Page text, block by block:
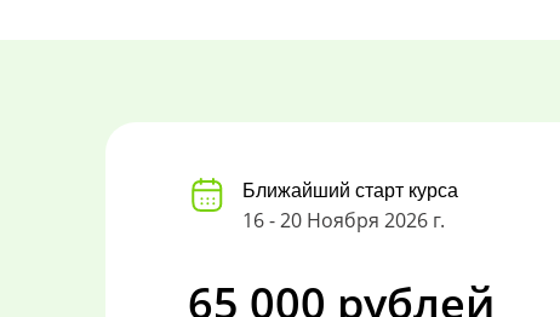
Ближайший старт курса
16 - 20 Ноября 2026 г.
65 000 рублей